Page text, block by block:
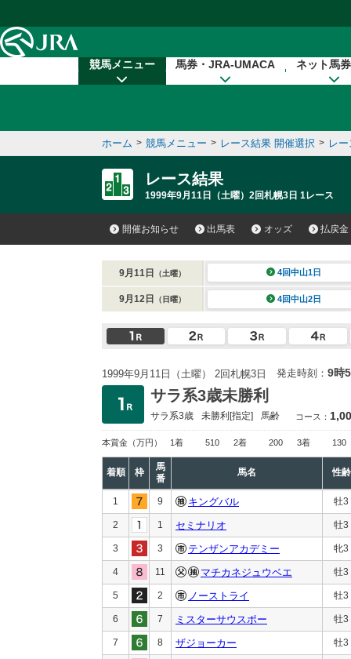
競馬メニュー 馬券・JRA-UMACA ネット馬
ホーム > 競馬メニュー > レース結果 開催選択 > レ
レース結果
1999年9月11日（土曜）2回札幌3日 1レース
開催お知らせ 出馬表 オッズ 払戻金
9月11日 （土曜） 4回中山1日
9月12日 （日曜） 4回中山2日
1999年9月11日（土曜） 2回札幌3日 発走時刻： 9時
サラ系3歳未勝利
サラ系3歳 未勝利[指定] 馬齢 コース：
本賞金 （万円） 1着 510 2着 200 3着 130
着順 枠
馬
番
馬名 性齢
1 9 キングバル 牡3
2 1 セミナリオ 牡3
3 3 テンザンアカデミー 牝3
4 11 マチカネジュウベエ 牡3
5 2 ノーストライ 牡3
6 7 ミスターサウスポー 牡3
7 8 ザジョーカー 牡3